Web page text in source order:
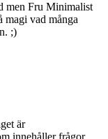
men Fru Minimalist
vad många
;)
är